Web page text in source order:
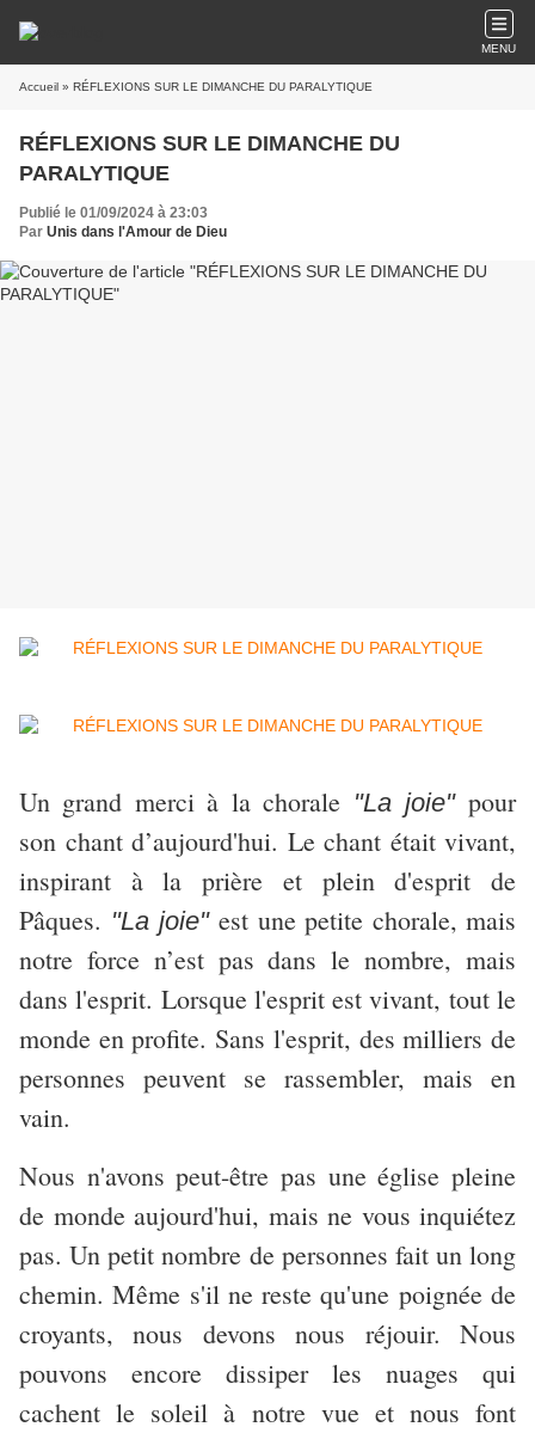
MENU
Accueil » RÉFLEXIONS SUR LE DIMANCHE DU PARALYTIQUE
RÉFLEXIONS SUR LE DIMANCHE DU
PARALYTIQUE
Publié le 01/09/2024 à 23:03
Par Unis dans l'Amour de Dieu
Un grand merci à la chorale "La joie"pour
son chant d’aujourd'hui. Le chant était vivant,
inspirant à la prière et plein d'esprit de
Pâques. "La joie"est une petite chorale, mais
notre force n’est pas dans le nombre, mais
dans l'esprit. Lorsque l'esprit est vivant, tout le
monde en profite. Sans l'esprit, des milliers de
personnes peuvent se rassembler, mais en
vain.
Nous n'avons peut-être pas une église pleine
de monde aujourd'hui, mais ne vous inquiétez
pas. Un petit nombre de personnes fait un long
chemin. Même s'il ne reste qu'une poignée de
croyants, nous devons nous réjouir. Nous
pouvons encore dissiper les nuages qui
cachent le soleil à notre vue et nous font